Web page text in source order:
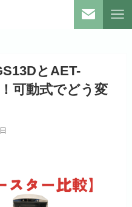
とAET-
可動式でどう変